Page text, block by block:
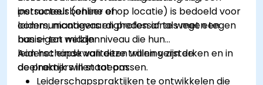
personeelsbeheer en
communicatievaardigheden af te wegen tegen
hun eigen welzijn.
instructeur (online of op locatie) is bedoeld voor
leiders, managers en professionals met een
basis- tot middenniveau die hun
leiderschapskwaliteiten willen versterken en in
de praktijk willen toepassen.
Aan het einde van deze training zijn de
deelnemers in staat om:
Leiderschapspraktijken te ontwikkelen die